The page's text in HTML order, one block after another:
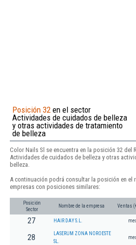
Posición 32 en el sector
Actividades de cuidados de belleza
y otras actividades de tratamiento
de belleza
Color Nails Sl se encuentra en la posición 32 del
Actividades de cuidados de belleza y otras
belleza.
A continuación podrá consultar la posición en el
empresas con posiciones similares:
Posición
Sector
Nombre de la empresa Ventas
27 HAIR DAY S.L.
28
LASERUM ZONA NOROESTE
SL.